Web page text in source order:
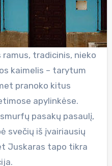
ramus, tradicinis, nieko
kaimelis – tarytum
pranoko kitus
apylinkėse.
pasakų pasaulį,
svečių iš įvairiausių
Juskaras tapo tikra